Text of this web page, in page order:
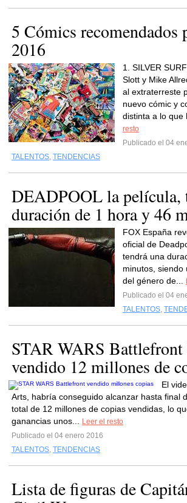
5 Cómics recomendados
2016
1. SILVER
Slott y Mike
al extraterreste
nuevo cómic y
distinta a lo que
resto
Publicado el 04
TALENTOS, TENDENCIAS
DEADPOOL la película,
duración de 1 hora y 46
FOX España
oficial de
tendrá una
minutos, siendo
del género de...
Publicado el 04
TALENTOS,
STAR WARS Battlefront
vendido 12 millones de
El
Arts, habría conseguido alcanzar hasta final
total de 12 millones de copias vendidas, lo
ganancias unos...
Leer el resto
Publicado el 04 enero 2016
TALENTOS, TENDENCIAS
Lista de figuras de